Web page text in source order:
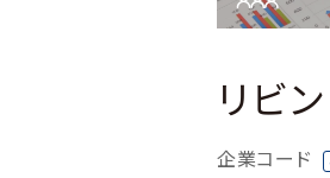
リビ
企業コード